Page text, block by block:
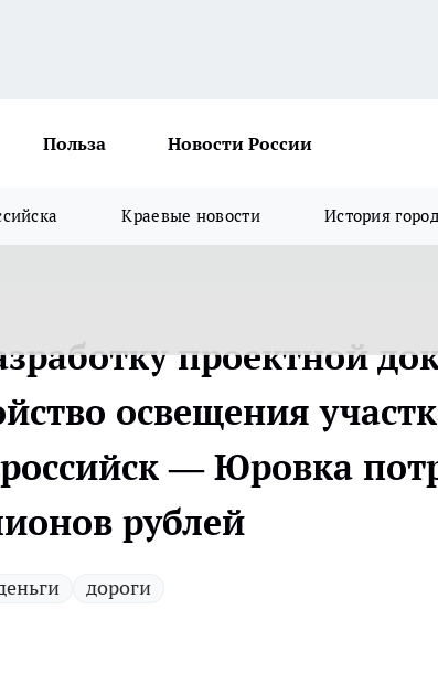
Польза Новости России
Краевые новости История
проектной
освещения
— Юровка
рублей
дороги